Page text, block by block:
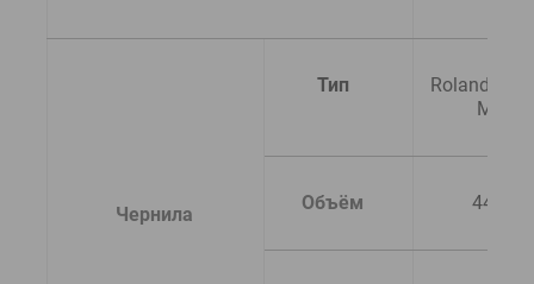
Чернила
Тип
Roland
MAX2
Объём 440 мл